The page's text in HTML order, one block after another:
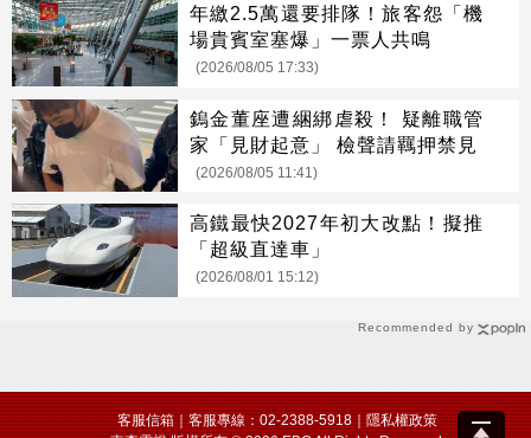
Recommended by
年繳2.5萬還要排隊！旅客怨「機
場貴賓室塞爆」一票人共鳴
(2026/08/05 17:33)
鎢金董座遭綑綁虐殺！ 疑離職管
家「見財起意」 檢聲請羈押禁見
(2026/08/05 11:41)
高鐵最快2027年初大改點！擬推
「超級直達車」
(2026/08/01 15:12)
客服信箱｜客服專線：02-2388-5918｜隱私權政策